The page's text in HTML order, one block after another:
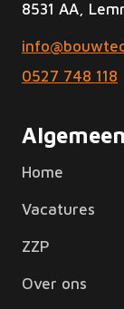
8531 AA,
0527 748 118
Algemeen
Home
Vacatures
ZZP
Over ons